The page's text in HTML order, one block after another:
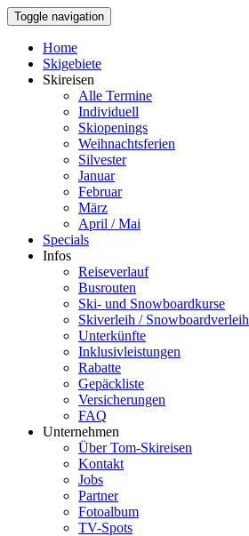
Toggle navigation
Home
Skigebiete
Skireisen
Alle Termine
Individuell
Skiopenings
Weihnachtsferien
Silvester
Januar
Februar
März
April / Mai
Specials
Infos
Reiseverlauf
Busrouten
Ski- und Snowboardkurse
Skiverleih / Snowboardverleih
Unterkünfte
Inklusivleistungen
Rabatte
Gepäckliste
Versicherungen
FAQ
Unternehmen
Über Tom-Skireisen
Kontakt
Jobs
Partner
Fotoalbum
TV-Spots